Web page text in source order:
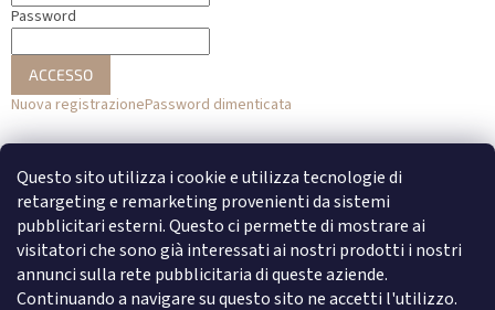
Questo sito utilizza i cookie e utilizza tecnologie di
retargeting e remarketing provenienti da sistemi
pubblicitari esterni. Questo ci permette di mostrare ai
visitatori che sono già interessati ai nostri prodotti i nostri
annunci sulla rete pubblicitaria di queste aziende.
Continuando a navigare su questo sito ne accetti l'utilizzo.
Password
ACCESSO
Nuova registrazionePassword dimenticata
o
Accesso con Facebook
Accesso con Google